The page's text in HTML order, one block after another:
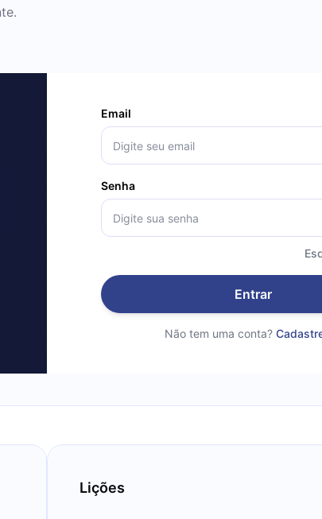
Email
Senha
Entrar
Não tem uma conta?
Lições